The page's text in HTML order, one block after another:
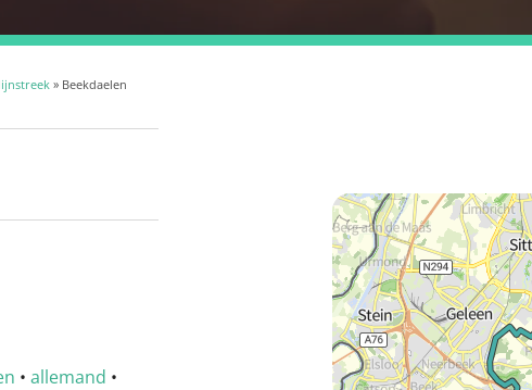
» Beekdaelen
• allemand •